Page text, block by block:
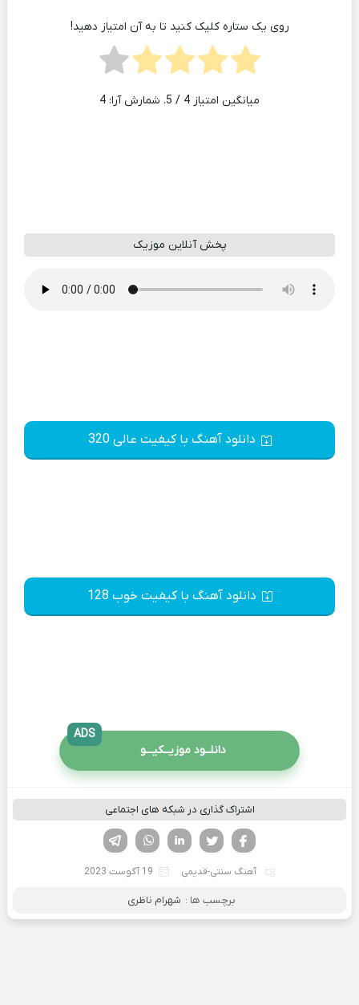
روی یک ستاره کلیک کنید تا به آن امتیاز دهید!
میانگین امتیاز 4 / 5. شمارش آرا: 4
پخش آنلاین موزیک
دانلود آهنگ با کیفیت عالی 320
دانلود آهنگ با کیفیت خوب 128
دانلــود موزیــکیـــو
ADS
اشتراک گذاری در شبکه های اجتماعی
لینکدین تویتر
فیسوک
آهنگ سنتی-قدیمی 19 آگوست 2023
برچسب ها : شهرام ناظری